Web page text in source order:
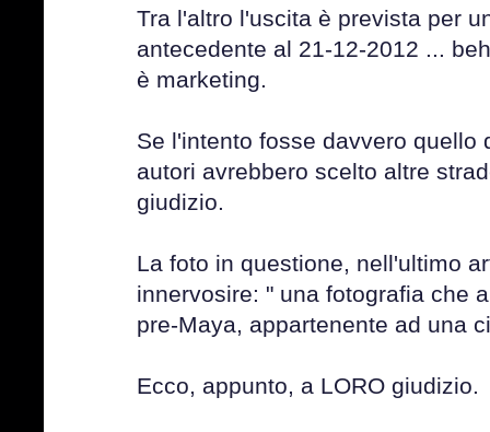
Tra l'altro l'uscita è prevista per
antecedente al 21-12-2012 ...
è marketing.
Se l'intento fosse davvero quello
autori avrebbero scelto altre
giudizio.
La foto in questione, nell'ultimo
innervosire: " una fotografia che
pre-Maya, appartenente ad una
Ecco, appunto, a LORO giudizio.